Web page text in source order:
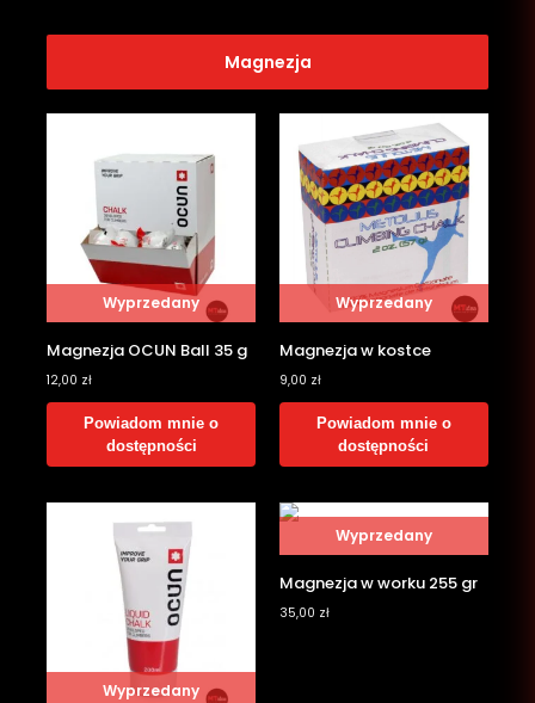
Magnezja
Wyprzedany
Magnezja OCUN Ball 35 g
12,00 zł
Powiadom mnie o
dostępności
Wyprzedany
Magnezja w kostce
9,00 zł
Powiadom mnie o
dostępności
Wyprzedany
Wyprzedany
Magnezja w worku 255 gr
35,00 zł